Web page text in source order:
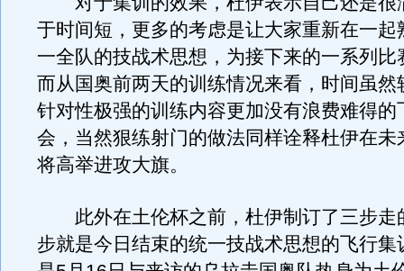
于时间短，更多的考虑是让大家重新在一起
一全队的技战术思想，为接下来的一系列比
而从国奥前两天的训练情况来看，时间虽然
针对性极强的训练内容更加没有浪费难得的
会，当然狠练射门的做法同样诠释杜伊在未
将高举进攻大旗。
此外在土伦杯之前，杜伊制订了三步走
步就是今日结束的统一技战术思想的飞行集